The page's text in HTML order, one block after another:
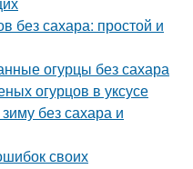
без сахара: простой и
огурцы без сахара
огурцов в уксусе
без сахара и
своих